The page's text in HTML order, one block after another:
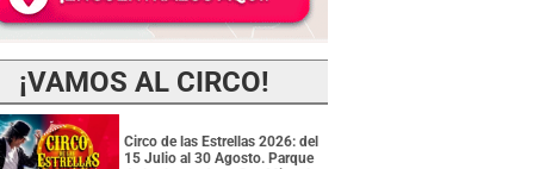
¡VAMOS AL CIRCO!
Circo de las Estrellas 2026: del
15 Julio al 30 Agosto. Parque